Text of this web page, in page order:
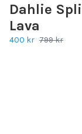
Dahlie
Lava
400 kr 799 kr